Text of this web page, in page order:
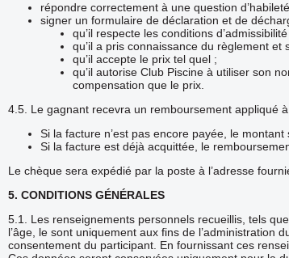
répondre correctement à une question
signer un formulaire de déclaration et de
qu’il respecte les conditions d’admissibilité
qu’il a pris connaissance du règlement et
qu’il accepte le prix tel quel ;
qu’il autorise Club Piscine à utiliser son
compensation que le prix.
4.5. Le gagnant recevra un remboursement appliqué
Si la facture n’est pas encore payée, le
Si la facture est déjà acquittée, le
Le chèque sera expédié par la poste à l’adresse
5. CONDITIONS GÉNÉRALES
5.1. Les renseignements personnels recueillis, tels
l’âge, le sont uniquement aux fins de l’administration
consentement du participant. En fournissant ces